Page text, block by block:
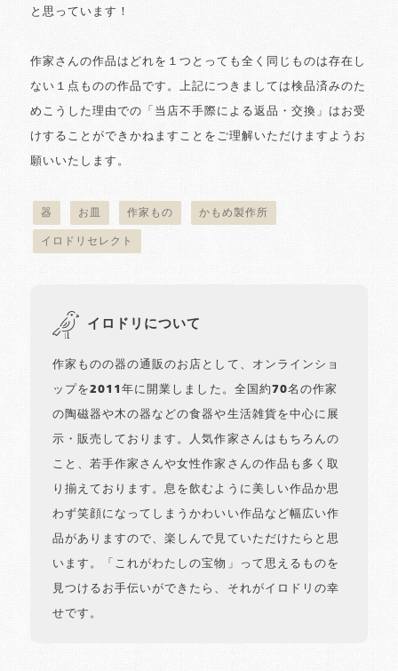
と思っています！
作家さんの作品はどれを１つとっても全く同じものは存在し
ない１点ものの作品です。上記につきましては検品済みのた
めこうした理由での「当店不手際による返品・交換」はお受
けすることができかねますことをご理解いただけますようお
願いいたします。
器 お皿 作家もの かもめ製作所
イロドリセレクト
イロドリについて
作家ものの器の通販のお店として、オンラインショ
ップを2011年に開業しました。全国約70名の作家
の陶磁器や木の器などの食器や生活雑貨を中心に展
示・販売しております。人気作家さんはもちろんの
こと、若手作家さんや女性作家さんの作品も多く取
り揃えております。息を飲むように美しい作品か思
わず笑顔になってしまうかわいい作品など幅広い作
品がありますので、楽しんで見ていただけたらと思
います。「これがわたしの宝物」って思えるものを
見つけるお手伝いができたら、それがイロドリの幸
せです。